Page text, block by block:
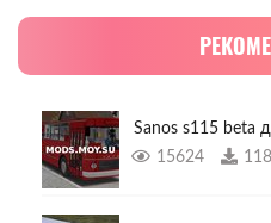
Sanos s115 beta
15624